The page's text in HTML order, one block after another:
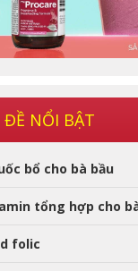
ĐỀ NỔI BẬT
bổ cho bà bầu
tổng hợp cho
folic